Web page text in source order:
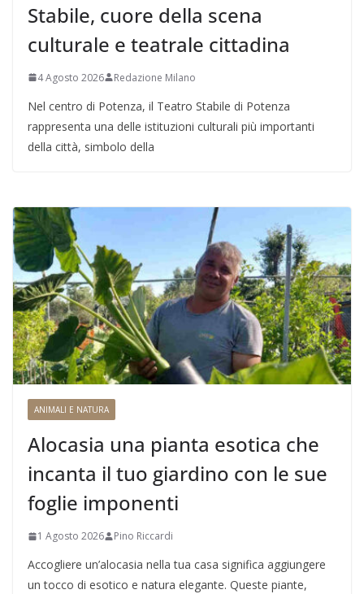
Stabile, cuore della scena
culturale e teatrale cittadina
4 Agosto 2026 Redazione Milano
Nel centro di Potenza, il Teatro Stabile di Potenza
rappresenta una delle istituzioni culturali più importanti
della città, simbolo della
ANIMALI E NATURA
Alocasia una pianta esotica che
incanta il tuo giardino con le sue
foglie imponenti
1 Agosto 2026 Pino Riccardi
Accogliere un’alocasia nella tua casa significa aggiungere
un tocco di esotico e natura elegante. Queste piante,